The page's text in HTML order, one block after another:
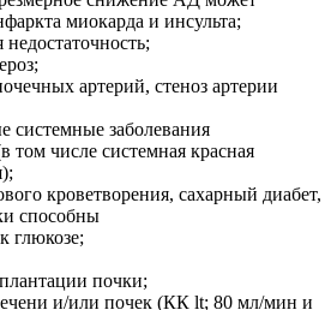
миокарда и инсульта;
артерий, стеноз артерии
системные заболевания
том числе системная красная
кроветворения, сахарный диабет,
способны
глюкозе;
почки;
и/или почек (КК lt; 80 мл/мин и